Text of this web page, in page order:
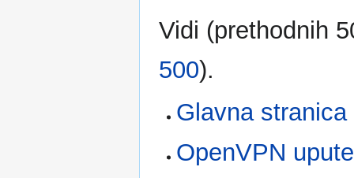
Vidi (prethodnih
500).
Glavna stranica
OpenVPN